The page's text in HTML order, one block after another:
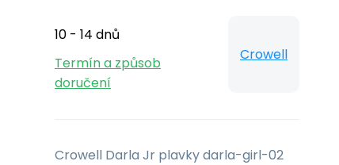
10 - 14 dnů
Termín a způsob
doručení
Crowell
Crowell Darla Jr plavky darla-girl-02